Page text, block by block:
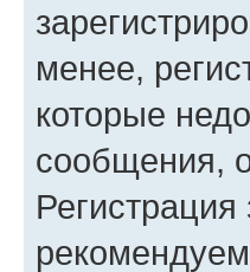
менее,
которые
сообщения,